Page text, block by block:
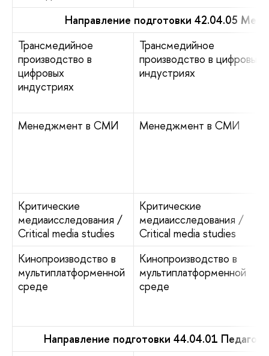
Направление подготовки 42.04.05
Трансмедийное
производство в
цифровых
индустриях
Трансмедийное
производство в цифровых
индустриях
Менеджмент в СМИ Менеджмент в СМИ
Критические
медиаисследования /
Critical media studies
Критические
медиаисследования /
Critical media studies
Кинопроизводство в
мультиплатформенной
среде
Кинопроизводство в
мультиплатформенной
среде
Направление подготовки 44.04.01